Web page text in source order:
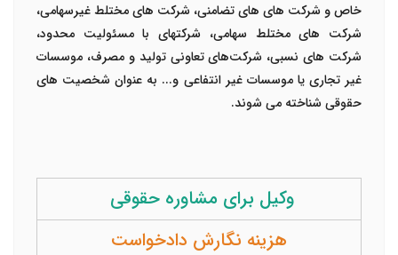
خاص و شرکت های های تضامنی، شرکت های مختلط غیرسهامی،
شرکت های مختلط سهامی، شرکتهای با مسئولیت محدود،
شرکت های نسبی، شرکت‌های تعاونی تولید و مصرف، موسسات
غیر تجاری یا موسسات غیر انتفاعی و... به عنوان شخصیت های
حقوقی شناخته می شوند.
وکیل برای مشاوره حقوقی
هزینه نگارش دادخواست